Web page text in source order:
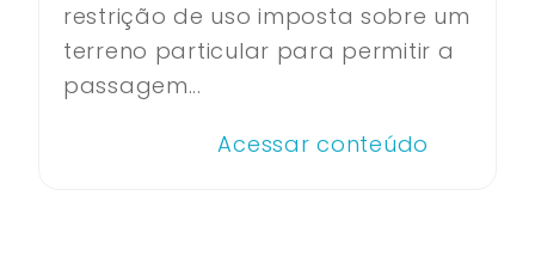
restrição de uso imposta sobre um
terreno particular para permitir a
passagem...
Acessar conteúdo